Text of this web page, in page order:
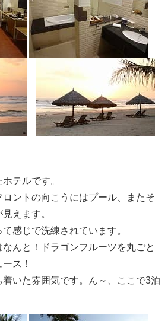
テルです。
ントの向こうにはプール、またそ
えます。
感じで洗練されています。
んと！ドラゴンフルーツを丸ごと
ス！
いた雰囲気です。ん～、ここで3泊